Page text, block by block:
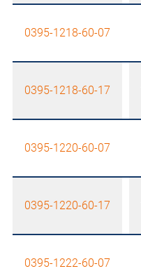
0395-1218-60-07
0395-1218-60-17
0395-1220-60-07
0395-1220-60-17
0395-1222-60-07